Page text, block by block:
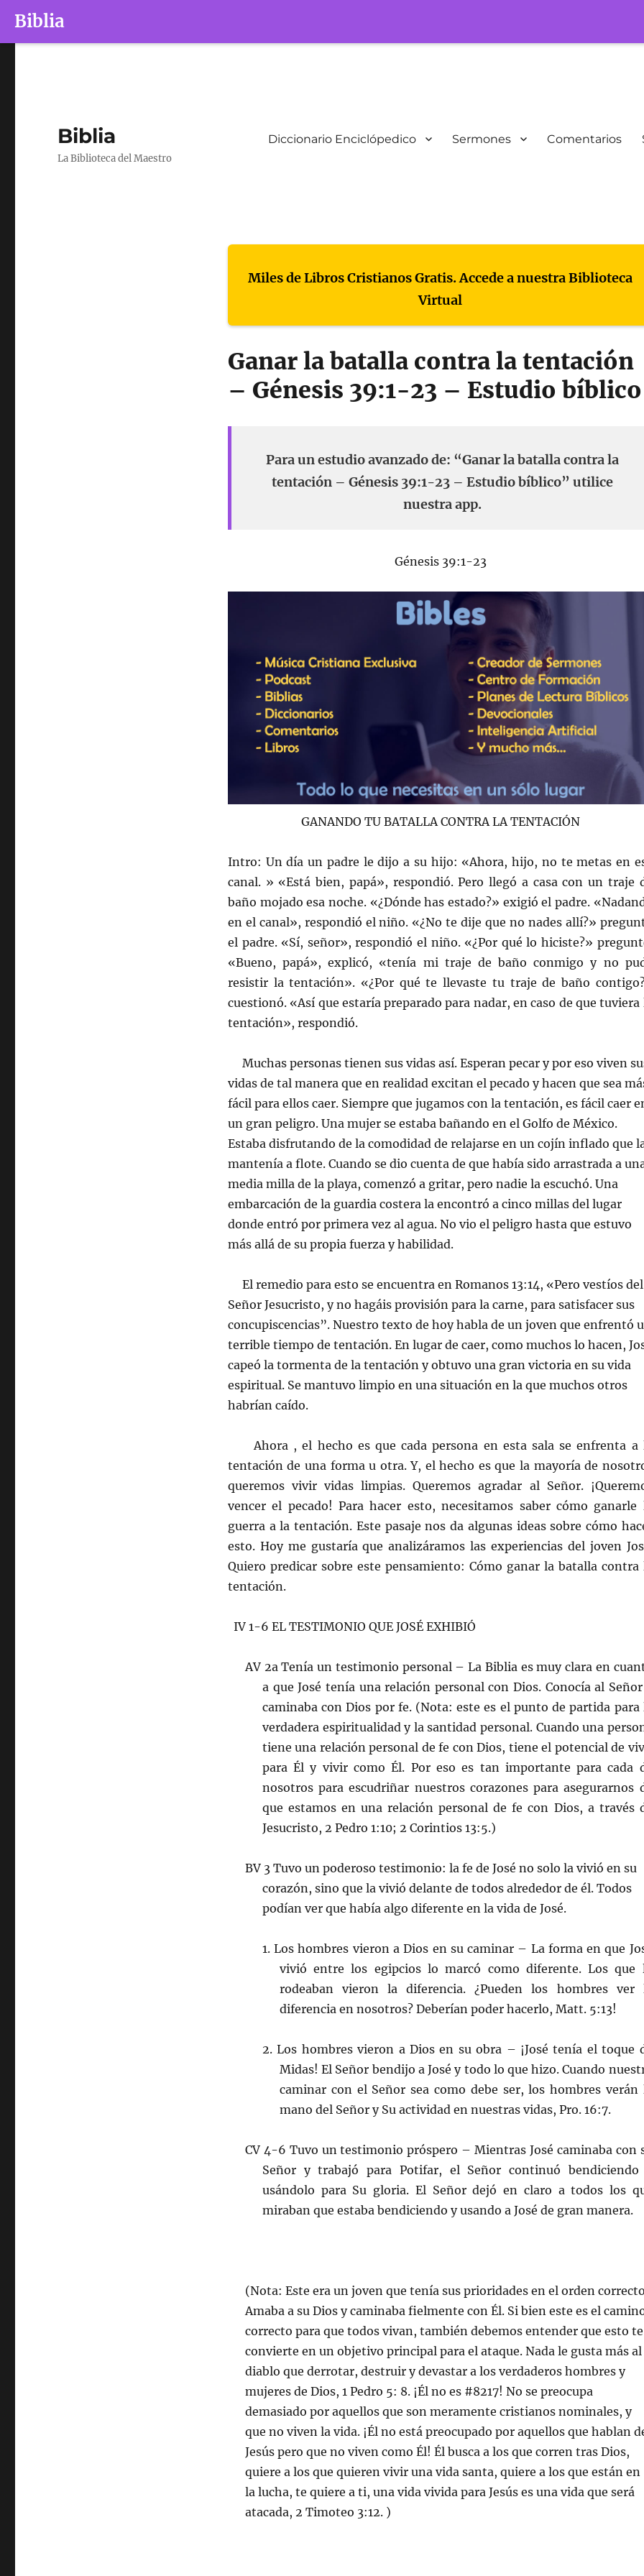
Biblia
Biblia
La Biblioteca del Maestro
Diccionario Enciclópedico Sermones Comentarios
Miles de Libros Cristianos Gratis. Accede a nuestra Biblioteca
Virtual
Ganar la batalla contra la tentación
– Génesis 39:1-23 – Estudio bíblico
Para un estudio avanzado de: “Ganar la batalla contra la
tentación – Génesis 39:1-23 – Estudio bíblico” utilice
nuestra app.
Génesis 39:1-23
GANANDO TU BATALLA CONTRA LA TENTACIÓN
Intro: Un día un padre le dijo a su hijo: «Ahora, hijo, no te metas en
canal. » «Está bien, papá», respondió. Pero llegó a casa con un traje
baño mojado esa noche. «¿Dónde has estado?» exigió el padre.
en el canal», respondió el niño. «¿No te dije que no nades allí?»
el padre. «Sí, señor», respondió el niño. «¿Por qué lo hiciste?»
«Bueno, papá», explicó, «tenía mi traje de baño conmigo y no
resistir la tentación». «¿Por qué te llevaste tu traje de baño
cuestionó. «Así que estaría preparado para nadar, en caso de que tuviera
tentación», respondió.
Muchas personas tienen sus vidas así. Esperan pecar y por eso viven
vidas de tal manera que en realidad excitan el pecado y hacen que sea
fácil para ellos caer. Siempre que jugamos con la tentación, es fácil caer
un gran peligro. Una mujer se estaba bañando en el Golfo de México.
Estaba disfrutando de la comodidad de relajarse en un cojín inflado que
mantenía a flote. Cuando se dio cuenta de que había sido arrastrada a
media milla de la playa, comenzó a gritar, pero nadie la escuchó. Una
embarcación de la guardia costera la encontró a cinco millas del lugar
donde entró por primera vez al agua. No vio el peligro hasta que estuvo
más allá de su propia fuerza y habilidad.
El remedio para esto se encuentra en Romanos 13:14, «Pero vestíos del
Señor Jesucristo, y no hagáis provisión para la carne, para satisfacer sus
concupiscencias”. Nuestro texto de hoy habla de un joven que enfrentó
terrible tiempo de tentación. En lugar de caer, como muchos lo hacen,
capeó la tormenta de la tentación y obtuvo una gran victoria en su vida
espiritual. Se mantuvo limpio en una situación en la que muchos otros
habrían caído.
Ahora , el hecho es que cada persona en esta sala se enfrenta a
tentación de una forma u otra. Y, el hecho es que la mayoría de
queremos vivir vidas limpias. Queremos agradar al Señor.
vencer el pecado! Para hacer esto, necesitamos saber cómo ganarle
guerra a la tentación. Este pasaje nos da algunas ideas sobre cómo
esto. Hoy me gustaría que analizáramos las experiencias del joven
Quiero predicar sobre este pensamiento: Cómo ganar la batalla contra
tentación.
IV 1-6 EL TESTIMONIO QUE JOSÉ EXHIBIÓ
AV 2a Tenía un testimonio personal – La Biblia es muy clara en
a que José tenía una relación personal con Dios. Conocía al
caminaba con Dios por fe. (Nota: este es el punto de partida para
verdadera espiritualidad y la santidad personal. Cuando una
tiene una relación personal de fe con Dios, tiene el potencial de
para Él y vivir como Él. Por eso es tan importante para cada
nosotros para escudriñar nuestros corazones para asegurarnos
que estamos en una relación personal de fe con Dios, a través
Jesucristo, 2 Pedro 1:10; 2 Corintios 13:5.)
BV 3 Tuvo un poderoso testimonio: la fe de José no solo la vivió en su
corazón, sino que la vivió delante de todos alrededor de él. Todos
podían ver que había algo diferente en la vida de José.
1. Los hombres vieron a Dios en su caminar – La forma en que
vivió entre los egipcios lo marcó como diferente. Los que
rodeaban vieron la diferencia. ¿Pueden los hombres ver
diferencia en nosotros? Deberían poder hacerlo, Matt. 5:13!
2. Los hombres vieron a Dios en su obra – ¡José tenía el toque
Midas! El Señor bendijo a José y todo lo que hizo. Cuando
caminar con el Señor sea como debe ser, los hombres verán
mano del Señor y Su actividad en nuestras vidas, Pro. 16:7.
CV 4-6 Tuvo un testimonio próspero – Mientras José caminaba con
Señor y trabajó para Potifar, el Señor continuó
usándolo para Su gloria. El Señor dejó en claro a todos los
miraban que estaba bendiciendo y usando a José de gran manera.
(Nota: Este era un joven que tenía sus prioridades en el orden
Amaba a su Dios y caminaba fielmente con Él. Si bien este es el
correcto para que todos vivan, también debemos entender que esto te
convierte en un objetivo principal para el ataque. Nada le gusta más al
diablo que derrotar, destruir y devastar a los verdaderos hombres y
mujeres de Dios, 1 Pedro 5: 8. ¡Él no es #8217! No se preocupa
demasiado por aquellos que son meramente cristianos nominales, y
que no viven la vida. ¡Él no está preocupado por aquellos que hablan
Jesús pero que no viven como Él! Él busca a los que corren tras Dios,
quiere a los que quieren vivir una vida santa, quiere a los que están en
la lucha, te quiere a ti, una vida vivida para Jesús es una vida que será
atacada, 2 Timoteo 3:12. )